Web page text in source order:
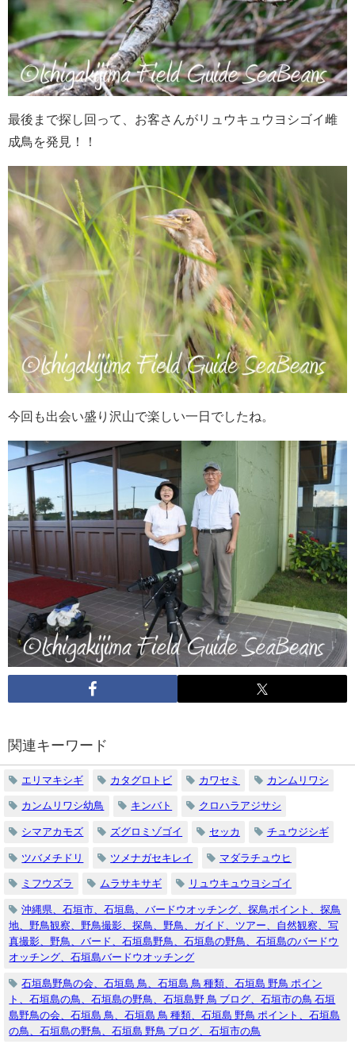
最後まで探し回って、お客さんがリュウキュウヨシゴイ雌
成鳥を発見！！
今回も出会い盛り沢山で楽しい一日でしたね。
関連キーワード
エリマキシギ カタグロトビ カワセミ カンムリワシ
カンムリワシ幼鳥 キンバト クロハラアジサシ
シマアカモズ ズグロミゾゴイ セッカ チュウジシギ
ツバメチドリ ツメナガセキレイ マダラチュウヒ
ミフウズラ ムラサキサギ リュウキュウヨシゴイ
沖縄県、石垣市、石垣島、バードウオッチング、探鳥ポイント、探鳥
地、野鳥観察、野鳥撮影、探鳥、野鳥、ガイド、ツアー、自然観察、写
真撮影、野鳥、バード、石垣島野鳥、石垣島の野鳥、石垣島のバードウ
オッチング、石垣島バードウオッチング
石垣島野鳥の会、石垣島 鳥、石垣島 鳥 種類、石垣島 野鳥 ポイン
ト、石垣島の鳥、石垣島の野鳥、石垣島野 鳥 ブログ、石垣市の鳥 石垣
島野鳥の会、石垣島 鳥、石垣島 鳥 種類、石垣島 野鳥 ポイント、石垣島
の鳥、石垣島の野鳥、石垣島 野鳥 ブログ、石垣市の鳥